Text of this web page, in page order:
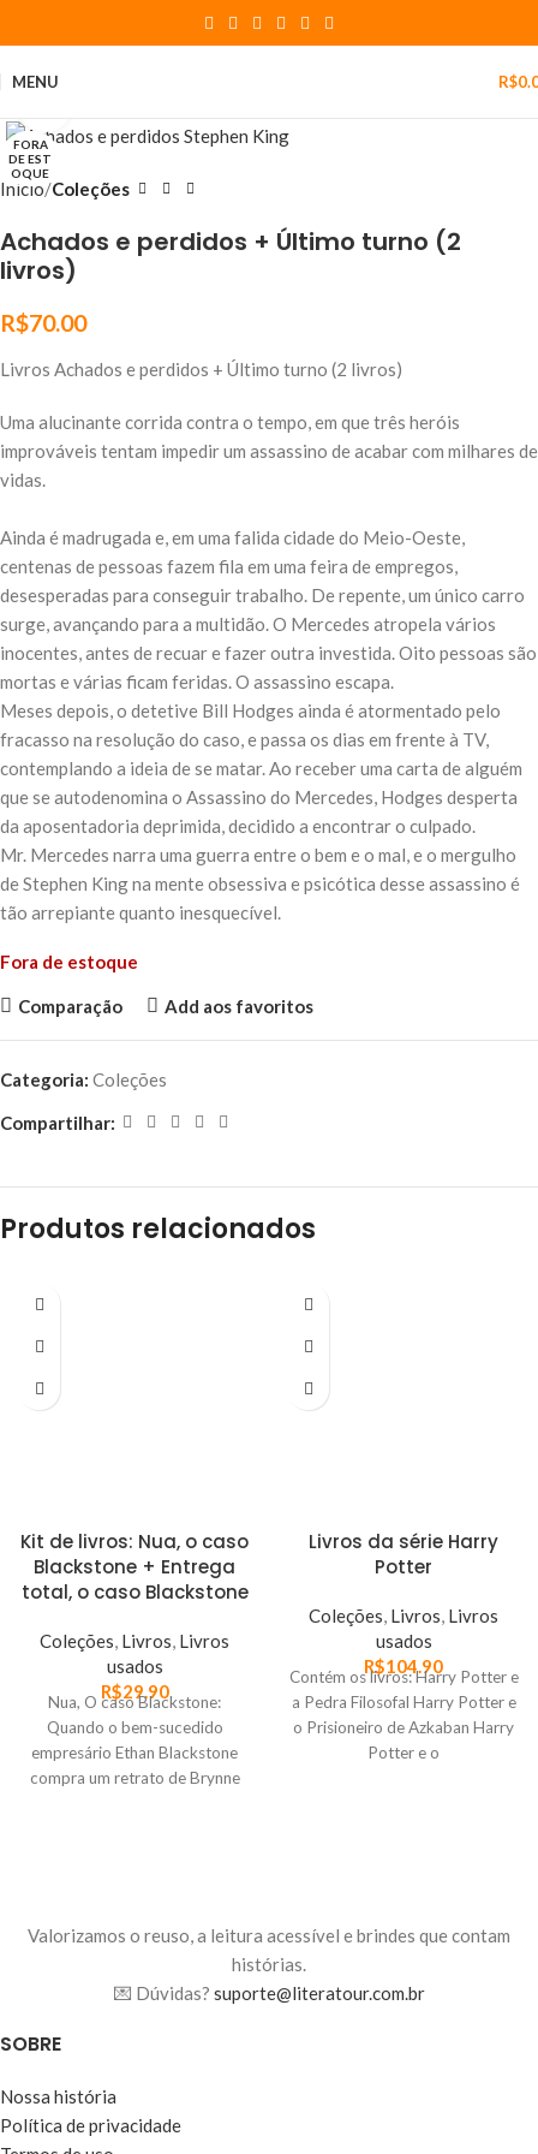
MENU R$
FORA
DE EST
OQUE
Início Coleções
Achados e perdidos + Último turno (2
livros)
R$70.00
Livros Achados e perdidos + Último turno (2 livros)
Uma alucinante corrida contra o tempo, em que três heróis
improváveis tentam impedir um assassino de acabar com milhares de
vidas.
Ainda é madrugada e, em uma falida cidade do Meio-Oeste,
centenas de pessoas fazem fila em uma feira de empregos,
desesperadas para conseguir trabalho. De repente, um único carro
surge, avançando para a multidão. O Mercedes atropela vários
inocentes, antes de recuar e fazer outra investida. Oito pessoas são
mortas e várias ficam feridas. O assassino escapa.
Meses depois, o detetive Bill Hodges ainda é atormentado pelo
fracasso na resolução do caso, e passa os dias em frente à TV,
contemplando a ideia de se matar. Ao receber uma carta de alguém
que se autodenomina o Assassino do Mercedes, Hodges desperta
da aposentadoria deprimida, decidido a encontrar o culpado.
Mr. Mercedes narra uma guerra entre o bem e o mal, e o mergulho
de Stephen King na mente obsessiva e psicótica desse assassino é
tão arrepiante quanto inesquecível.
Fora de estoque
Comparação Add aos favoritos
Categoria: Coleções
Compartilhar:
Produtos relacionados
Kit de livros: Nua, o caso
Blackstone + Entrega
total, o caso Blackstone
Coleções, Livros, Livros
usados
R$29.90
Nua, O caso Blackstone:
Quando o bem-sucedido
empresário Ethan Blackstone
compra um retrato de Brynne
Livros da série Harry
Potter
Coleções, Livros, Livros
usados
R$104.90
Contém os livros: Harry Potter e
a Pedra Filosofal Harry Potter e
o Prisioneiro de Azkaban Harry
Potter e o
Valorizamos o reuso, a leitura acessível e brindes que contam
histórias.
💌 Dúvidas? suporte@literatour.com.br
SOBRE
Nossa história
Política de privacidade